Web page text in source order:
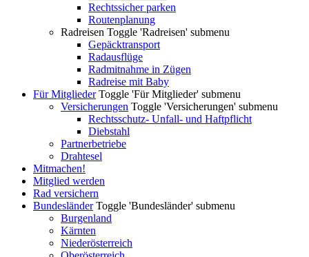
Rechtssicher parken
Routenplanung
Radreisen Toggle 'Radreisen' submenu
Gepäcktransport
Radausflüge
Radmitnahme in Zügen
Radreise mit Baby
Für Mitglieder Toggle 'Für Mitglieder' submenu
Versicherungen Toggle 'Versicherungen' submenu
Rechtsschutz- Unfall- und Haftpflicht
Diebstahl
Partnerbetriebe
Drahtesel
Mitmachen!
Mitglied werden
Rad versichern
Bundesländer Toggle 'Bundesländer' submenu
Burgenland
Kärnten
Niederösterreich